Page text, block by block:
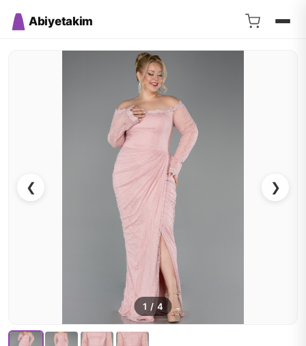
Abiyetakim
❮ ❯
1 /4